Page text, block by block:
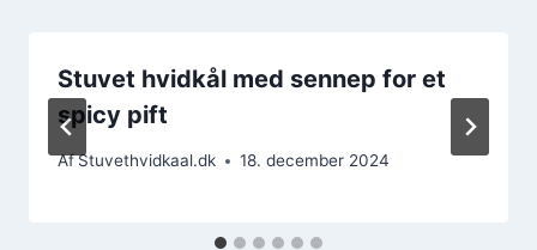
Stuvet hvidkål med sennep for et
spicy pift
AfStuvethvidkaal.dk 18. december 2024